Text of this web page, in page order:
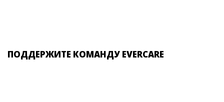
ПОДДЕРЖИТЕ КОМАНДУ EVERCARE